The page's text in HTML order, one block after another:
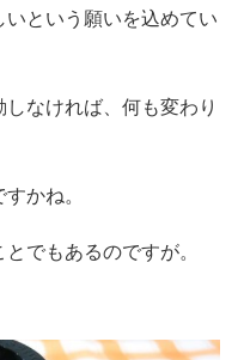
という願いを込めてい
なければ、何も変わり
かね。
でもあるのですが。